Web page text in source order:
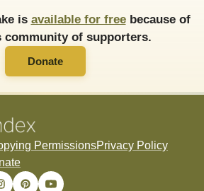
is available for freebecause of
community of supporters.
Donate
PermissionsPrivacy Policy